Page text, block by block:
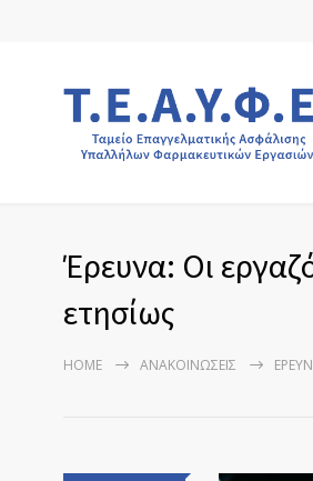
Έρευνα: Οι
ετησίως
HOME ΑΝΑΚΟΙΝΏΣΕΙΣ